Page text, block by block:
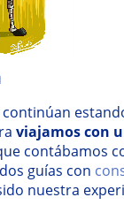
continúan
viajamos con
contábamos
guías con
nuestra